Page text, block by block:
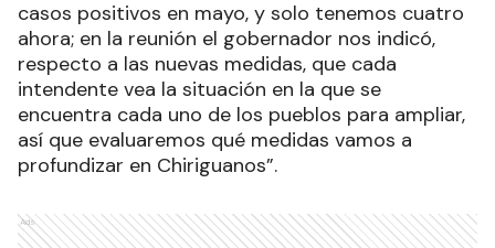
casos positivos en mayo, y solo tenemos cuatro
ahora; en la reunión el gobernador nos indicó,
respecto a las nuevas medidas, que cada
intendente vea la situación en la que se
encuentra cada uno de los pueblos para ampliar,
así que evaluaremos qué medidas vamos a
profundizar en Chiriguanos”.
Ads